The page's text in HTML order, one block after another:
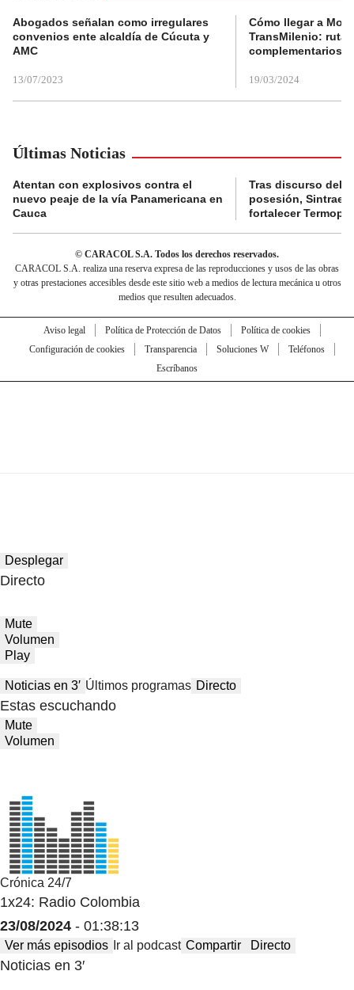
Abogados señalan como irregulares
convenios ente alcaldía de Cúcuta y
AMC
13/07/2023
Cómo llegar a
TransMilenio:
complementarios
19/03/2024
Últimas Noticias
Atentan con explosivos contra el
nuevo peaje de la vía Panamericana en
Cauca
Tras discurso del
posesión,
fortalecer
© CARACOL S.A. Todos los derechos reservados.
CARACOL S.A. realiza una reserva expresa de las reproducciones y usos de las obras
y otras prestaciones accesibles desde este sitio web a medios de lectura mecánica u otros
medios que resulten adecuados.
Aviso legal Política de Protección de Datos
Política de cookies
Configuración de cookies
Transparencia Soluciones W
Teléfonos
Escríbanos
Desplegar
Directo
Mute
Volumen
Play
Noticias en 3′ Últimos programas Directo
Estas escuchando
Mute
Volumen
Crónica 24/7
1x24: Radio Colombia
23/08/2024 - 01:38:13
Ver más episodios Ir al podcast Compartir Directo
Noticias en 3′